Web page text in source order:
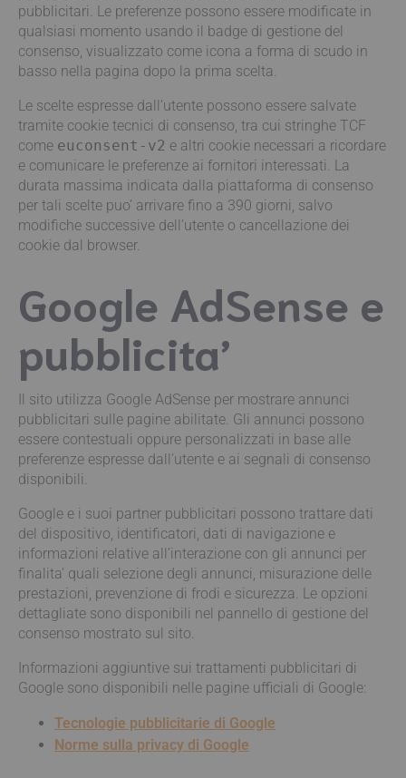
pubblicitari. Le preferenze possono essere modificate in
qualsiasi momento usando il badge di gestione del
consenso, visualizzato come icona a forma di scudo in
basso nella pagina dopo la prima scelta.
Le scelte espresse dall’utente possono essere salvate
tramite cookie tecnici di consenso, tra cui stringhe TCF
come euconsent-v2 e altri cookie necessari a ricordare
e comunicare le preferenze ai fornitori interessati. La
durata massima indicata dalla piattaforma di consenso
per tali scelte puo’ arrivare fino a 390 giorni, salvo
modifiche successive dell’utente o cancellazione dei
cookie dal browser.
Google AdSense e
pubblicita’
Il sito utilizza Google AdSense per mostrare annunci
pubblicitari sulle pagine abilitate. Gli annunci possono
essere contestuali oppure personalizzati in base alle
preferenze espresse dall’utente e ai segnali di consenso
disponibili.
Google e i suoi partner pubblicitari possono trattare dati
del dispositivo, identificatori, dati di navigazione e
informazioni relative all’interazione con gli annunci per
finalita’ quali selezione degli annunci, misurazione delle
prestazioni, prevenzione di frodi e sicurezza. Le opzioni
dettagliate sono disponibili nel pannello di gestione del
consenso mostrato sul sito.
Informazioni aggiuntive sui trattamenti pubblicitari di
Google sono disponibili nelle pagine ufficiali di Google:
Tecnologie pubblicitarie di Google
Norme sulla privacy di Google